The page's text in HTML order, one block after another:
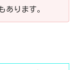
あります。